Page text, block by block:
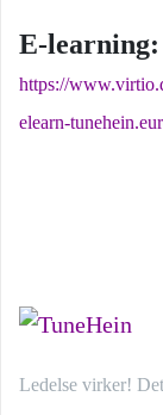
E-learning:
https://
elearn-
Ledelse virker!